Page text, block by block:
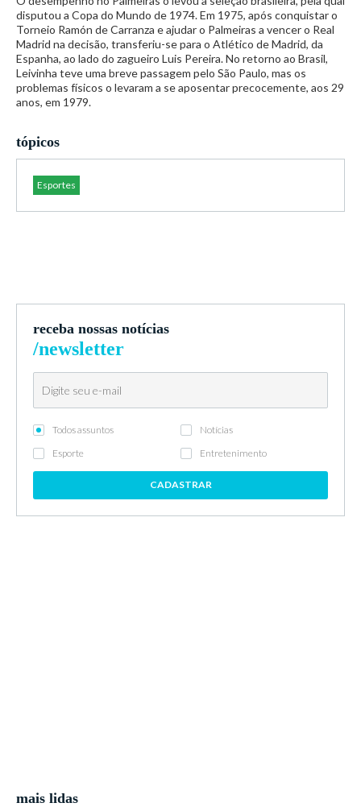
disputou a Copa do Mundo de 1974. Em 1975, após conquistar o
Torneio Ramón de Carranza e ajudar o Palmeiras a vencer o Real
Madrid na decisão, transferiu-se para o Atlético de Madrid, da
Espanha, ao lado do zagueiro Luis Pereira. No retorno ao Brasil,
Leivinha teve uma breve passagem pelo São Paulo, mas os
problemas físicos o levaram a se aposentar precocemente, aos 29
anos, em 1979.
tópicos
Esportes
receba nossas notícias
/newsletter
Todos assuntos
Notícias
Esporte
Entretenimento
CADASTRAR
mais lidas